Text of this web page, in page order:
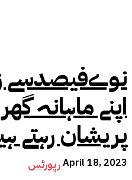
نوےفیصدسے
اپنے ماہانہ
پریشان رہتے
رپورٹسApril 18, 2023